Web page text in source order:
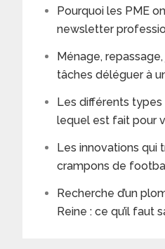
Pourquoi les PME
newsletter
Ménage,
tâches déléguer à
Les différents types
lequel est fait pour
Les innovations qui
crampons de
Recherche d’un
Reine : ce qu’il faut